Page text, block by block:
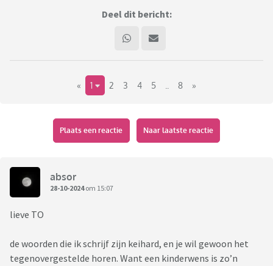
Deel dit bericht:
« 1 2 3 4 5 8 »
Plaats een reactie Naar laatste reactie
absor
28-10-2024om 15:07
lieve TO
de woorden die ik schrijf zijn keihard, en je wil gewoon het
tegenovergestelde horen. Want een kinderwens is zo’n